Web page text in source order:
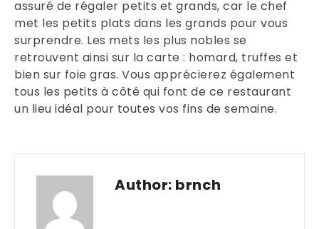
assuré de régaler petits et grands, car le chef
met les petits plats dans les grands pour vous
surprendre. Les mets les plus nobles se
retrouvent ainsi sur la carte : homard, truffes et
bien sur foie gras. Vous apprécierez également
tous les petits à côté qui font de ce restaurant
un lieu idéal pour toutes vos fins de semaine.
Author: brnch